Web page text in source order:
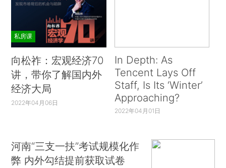
私房课
向松祚：宏观经济70
讲，带你了解国内外
经济大局
2022年04月06日
In Depth: As
Tencent Lays Off
Staff, Is Its ‘Winter’
Approaching?
2022年04月01日
河南“三支一扶”考试规模化作
弊 内外勾结提前获取试卷